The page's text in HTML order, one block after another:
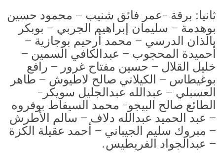
ثانيا: برقة -عمر فائق شنيب – محمود حسين
بوهدمة – سليمان إبراهيم الجربي – بوبكر
بالذان الدرسي – محمد أرحيم بوجازية –
أحميدة المحجوب – عبدالكافي السمين –
خليل القلال – حسين مفتاح غرور – رافع
بوغيطاس – الكيلاني صالح لاطيوش – طاهر
العسبلي – عبدالله عبدالجليل سويكر-
الطائع صالح البيجو- محمد السيفاط بوفروه
– عبد الحميد عبدالله دلاف – سالم الأطرش
– مبروك سليم الجيباني – أحمد عقيلة الكزة
– عبدالجواد الفريطيس.